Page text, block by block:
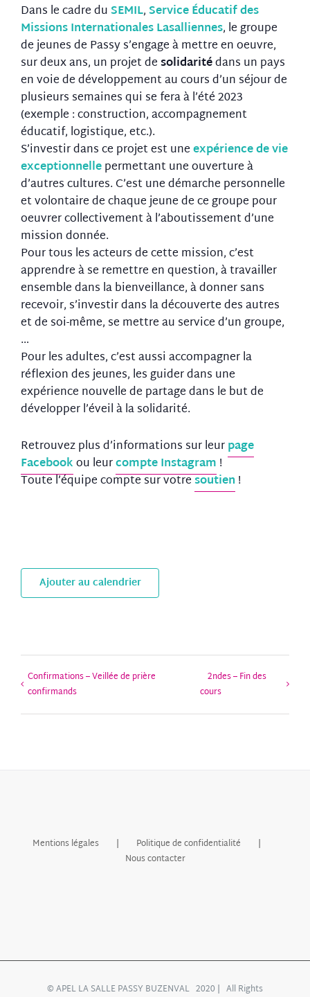
Dans le cadre duSEMIL,Service Éducatif des
Missions Internationales Lasalliennes, le groupe
de jeunes de Passy s’engage à mettre en oeuvre,
sur deux ans, un projet desolidaritédans un pays
en voie de développement au cours d’un séjour de
plusieurs semaines qui se fera à l’été 2023
(exemple : construction, accompagnement
éducatif, logistique, etc.).
S’investir dans ce projet est uneexpérience de vie
exceptionnellepermettant une ouverture à
d’autres cultures. C’est une démarche personnelle
et volontaire de chaque jeune de ce groupe pour
oeuvrer collectivement à l’aboutissement d’une
mission donnée.
Pour tous les acteurs de cette mission, c’est
apprendre à se remettre en question, à travailler
ensemble dans la bienveillance, à donner sans
recevoir, s’investir dans la découverte des autres
et de soi-même, se mettre au service d’un groupe,
…
Pour les adultes, c’est aussi accompagner la
réflexion des jeunes, les guider dans une
expérience nouvelle de partage dans le but de
développer l’éveil à la solidarité.
Retrouvez plus d’informations sur leurpage
Facebookou leurcompte Instagram !
Toute l’équipe compte sur votresoutien !
Ajouter au calendrier
Confirmations – Veillée de prière
confirmands
2ndes – Fin des
cours
Mentions légales
Politique de confidentialité
Nous contacter
© APEL LA SALLE PASSY BUZENVAL 2020 | All Rights